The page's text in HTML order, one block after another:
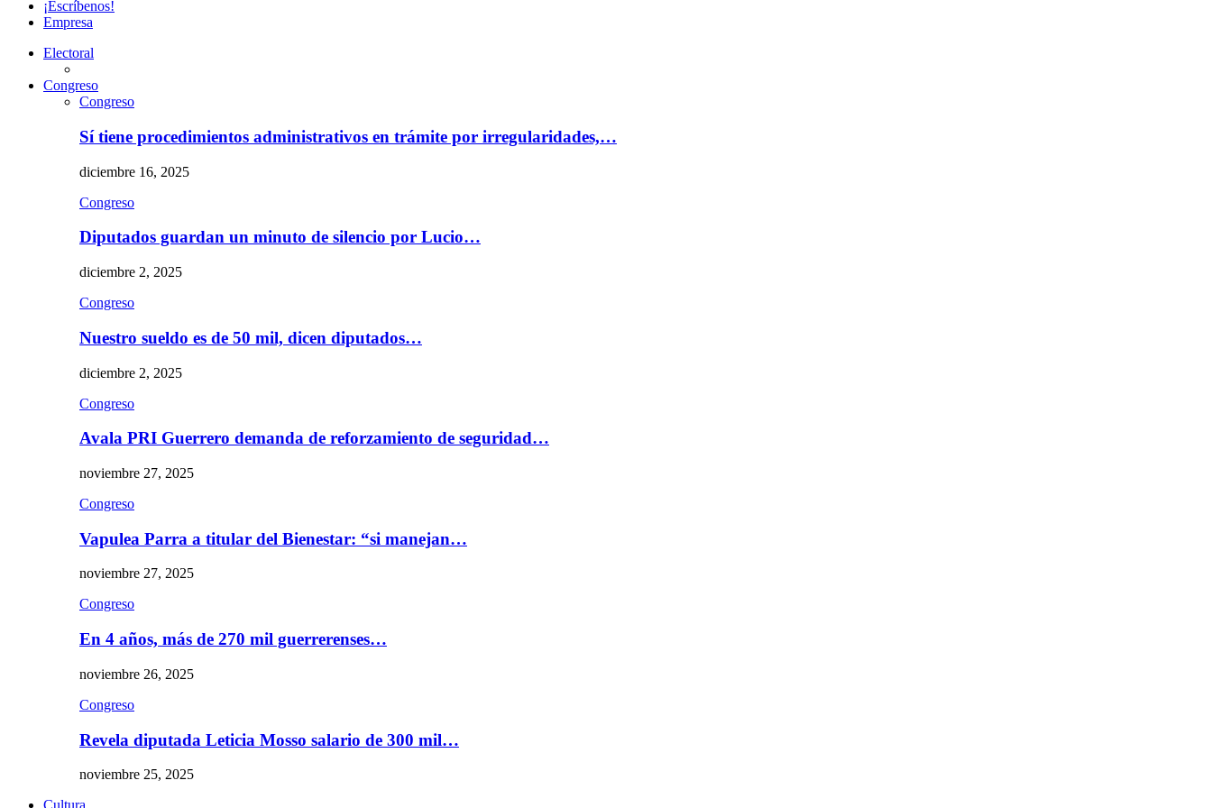
¡Escríbenos!
Empresa
Electoral
Congreso
Congreso
Sí tiene procedimientos administrativos en trámite por irregularidades,…
diciembre 16, 2025
Congreso
Diputados guardan un minuto de silencio por Lucio…
diciembre 2, 2025
Congreso
Nuestro sueldo es de 50 mil, dicen diputados…
diciembre 2, 2025
Congreso
Avala PRI Guerrero demanda de reforzamiento de seguridad…
noviembre 27, 2025
Congreso
Vapulea Parra a titular del Bienestar: “si manejan…
noviembre 27, 2025
Congreso
En 4 años, más de 270 mil guerrerenses…
noviembre 26, 2025
Congreso
Revela diputada Leticia Mosso salario de 300 mil…
noviembre 25, 2025